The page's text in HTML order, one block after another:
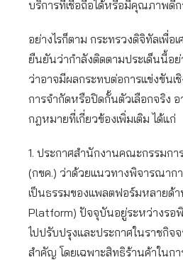
บริการที่เชื่อถือได้หรือมีคุณภาพดีก
อย่างไรก็ตาม กระทรวงดิจิทัลเพื่อ
ยืนยันว่ากำลังติดตามประเด็นนี้อย่
ว่าอาจมีผลกระทบต่อการแข่งขันเ
การจำกัดหรือปิดกั้นตัวเลือกจริง
กฎหมายที่เกี่ยวข้องเพิ่มเติม ได้แก่
1. ประกาศสำนักงานคณะกรรมกา
(กขค.) ว่าด้วยแนวทางพิจารณาก
เป็นธรรมของแพลตฟอร์มหลายด้
Platform) ปัจจุบันอยู่ระหว่างรอ
ไปปรับปรุงและประกาศในราชกิจ
สำคัญ โดยเฉพาะสิทธิร้านค้าในก